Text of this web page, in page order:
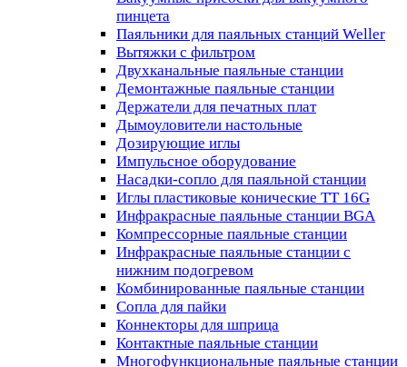
пинцета
Паяльники для паяльных станций Weller
Вытяжки с фильтром
Двухканальные паяльные станции
Демонтажные паяльные станции
Держатели для печатных плат
Дымоуловители настольные
Дозирующие иглы
Импульсное оборудование
Насадки-сопло для паяльной станции
Иглы пластиковые конические TT 16G
Инфракрасные паяльные станции BGA
Компрессорные паяльные станции
Инфракрасные паяльные станции с
нижним подогревом
Комбинированные паяльные станции
Сопла для пайки
Коннекторы для шприца
Контактные паяльные станции
Многофункциональные паяльные станции